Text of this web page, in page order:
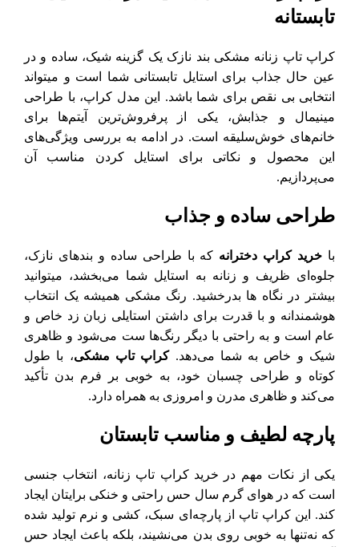
تابستانه
کراپ تاپ زنانه مشکی بند نازک یک گزینه شیک، ساده و در
عین حال جذاب برای استایل تابستانی شما است و میتواند
انتخابی بی نقص برای شما باشد. این مدل کراپ، با طراحی
مینیمال و جذابش، یکی از پرفروش‌ترین آیتم‌ها برای
خانم‌های خوش‌سلیقه است. در ادامه به بررسی ویژگی‌های
این محصول و نکاتی برای استایل کردن مناسب آن
می‌پردازیم.
طراحی ساده و جذاب
با خرید کراپ دخترانه که با طراحی ساده و بندهای نازک،
جلوه‌ای ظریف و زنانه به استایل شما می‌بخشد، میتوانید
بیشتر در نگاه ها بدرخشید. رنگ مشکی همیشه یک انتخاب
هوشمندانه و با قدرت برای داشتن استایلی زبان زد خاص و
عام است و به راحتی با دیگر رنگ‌ها ست می‌شود و ظاهری
شیک و خاص به شما می‌دهد.کراپ تاپ مشکی، با طول
کوتاه و طراحی چسبان خود، به خوبی بر فرم بدن تأکید
می‌کند و ظاهری مدرن و امروزی به همراه دارد.
پارچه لطیف و مناسب تابستان
یکی از نکات مهم در خرید کراپ تاپ زنانه، انتخاب جنسی
است که در هوای گرم سال حس راحتی و خنکی برایتان ایجاد
کند. این کراپ تاپ از پارچه‌ای سبک، کشی و نرم تولید شده
که نه‌تنها به خوبی روی بدن می‌نشیند، بلکه باعث ایجاد حس